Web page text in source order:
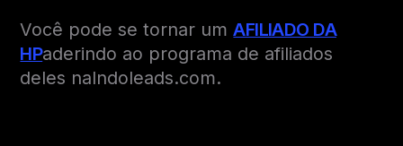
Você pode se tornar umAFILIADO DA
HPaderindo ao programa de afiliados
deles naIndoleads.com.